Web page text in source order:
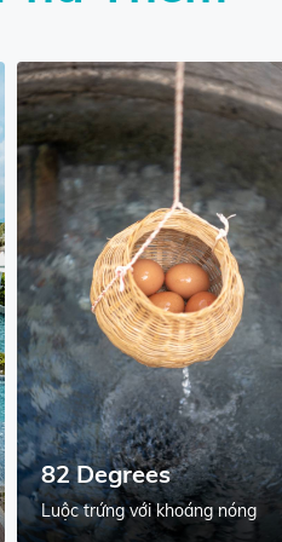
82 Degrees
Luộc trứng với khoáng nóng